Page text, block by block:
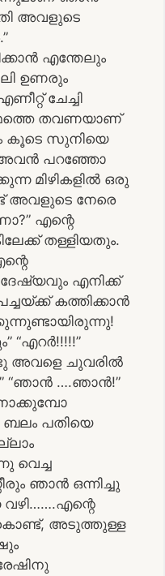
അവളുടെ
എന്തേലും
ഉണരും
ചേച്ചി
തവണയാണ്
കൂടെ സുനിയെ
“അവൻ പറഞ്ഞോ
മിഴികളിൽ ഒരു
അവളുടെ നേരെ
എന്റെ
തള്ളിയതും.
എനിക്ക്
കത്തിക്കാൻ
“എറർ!!!!!”
അവളെ ചുവരിൽ
“ഞാൻ ….ഞാൻ!”
പതിയെ
വെച്ച
ഞാൻ ഒന്നിച്ചു
അടുത്തുള്ള